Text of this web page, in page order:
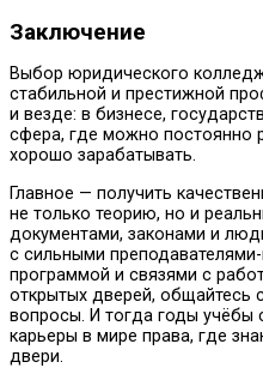
Заключение
Выбор юридического
стабильной и престижной
и везде: в бизнесе,
сфера, где можно постоянно
хорошо зарабатывать.
Главное — получить
не только теорию, но и
документами, законами и
с сильными
программой и связями с
открытых дверей, общайтесь
вопросы. И тогда годы учёбы
карьеры в мире права, где
двери.